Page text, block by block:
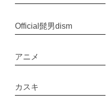
Official髭男dism
アニメ
カスキ